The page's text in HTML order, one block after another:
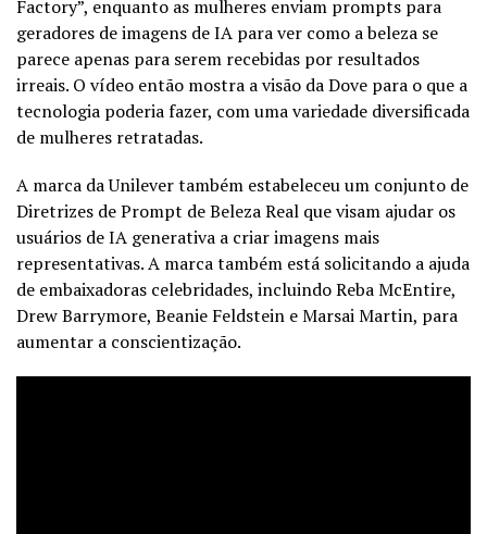
Factory”, enquanto as mulheres enviam prompts para
geradores de imagens de IA para ver como a beleza se
parece apenas para serem recebidas por resultados
irreais. O vídeo então mostra a visão da Dove para o que a
tecnologia poderia fazer, com uma variedade diversificada
de mulheres retratadas.
A marca da Unilever também estabeleceu um conjunto de
Diretrizes de Prompt de Beleza Real que visam ajudar os
usuários de IA generativa a criar imagens mais
representativas. A marca também está solicitando a ajuda
de embaixadoras celebridades, incluindo Reba McEntire,
Drew Barrymore, Beanie Feldstein e Marsai Martin, para
aumentar a conscientização.